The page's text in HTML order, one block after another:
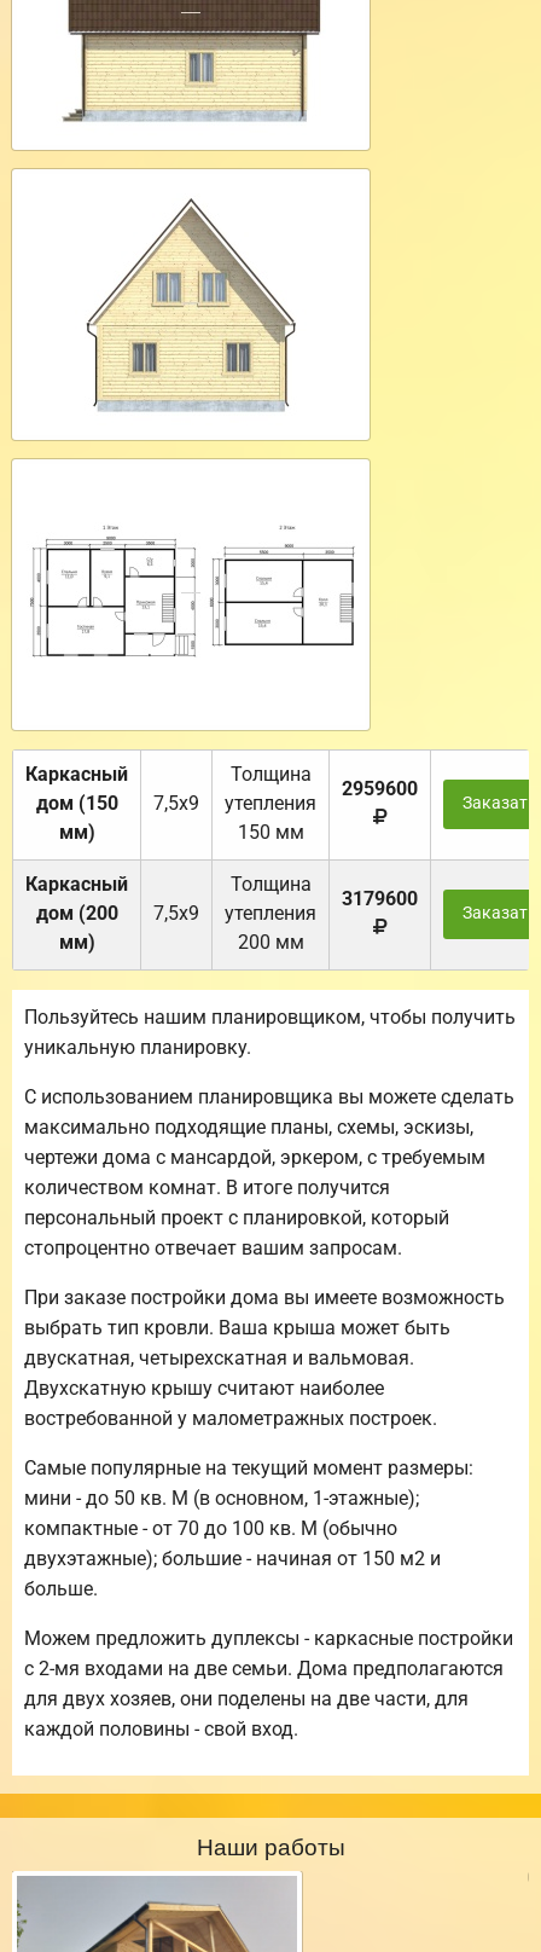
Каркасный
дом (150
мм)
7,5х9
Толщина
утепления
150 мм
2959600
Заказать
Каркасный
дом (200
мм)
7,5х9
Толщина
утепления
200 мм
3179600
Заказать
Пользуйтесь нашим планировщиком, чтобы получить
уникальную планировку.
С использованием планировщика вы можете сделать
максимально подходящие планы, схемы, эскизы,
чертежи дома с мансардой, эркером, с требуемым
количеством комнат. В итоге получится
персональный проект с планировкой, который
стопроцентно отвечает вашим запросам.
При заказе постройки дома вы имеете возможность
выбрать тип кровли. Ваша крыша может быть
двускатная, четырехскатная и вальмовая.
Двухскатную крышу считают наиболее
востребованной у малометражных построек.
Самые популярные на текущий момент размеры:
мини - до 50 кв. М (в основном, 1-этажные);
компактные - от 70 до 100 кв. М (обычно
двухэтажные); большие - начиная от 150 м2 и
больше.
Можем предложить дуплексы - каркасные постройки
с 2-мя входами на две семьи. Дома предполагаются
для двух хозяев, они поделены на две части, для
каждой половины - свой вход.
Наши работы